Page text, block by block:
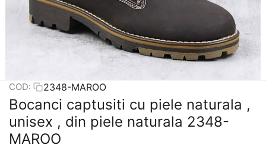
COD: 2348-MAROO
​Bocanci captusiti cu piele naturala ,
unisex , din piele naturala 2348-
MAROO